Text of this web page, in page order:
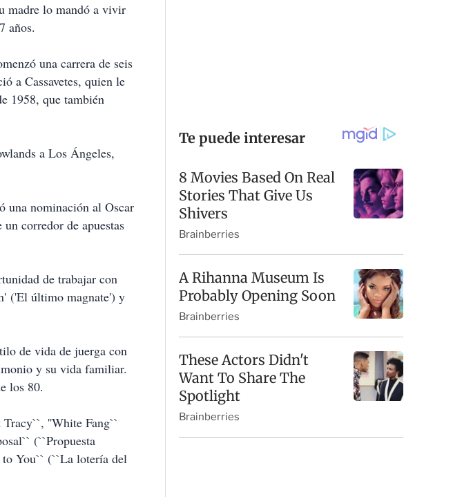
madre lo mandó a vivir
años.
una carrera de seis
a Cassavetes, quien le
1958, que también
a Los Ángeles,
una nominación al Oscar
corredor de apuestas
de trabajar con
('El último magnate') y
de vida de juerga con
y su vida familiar.
los 80.
''White Fang``
(``Propuesta
You`` (``La lotería del